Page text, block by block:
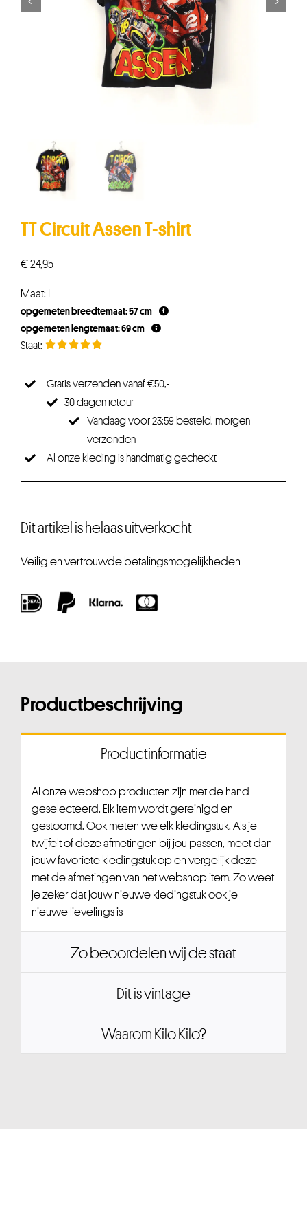
TT Circuit Assen T-shirt
€24,95
Maat: L
opgemeten breedtemaat: 57 cm
opgemeten lengtemaat: 69 cm
Gratis verzenden vanaf €50,-
30 dagen retour
Vandaag voor 23:59 besteld, morgen
verzonden
Al onze kleding is handmatig gecheckt
Dit artikel is helaas uitverkocht
Veilig en vertrouwde betalingsmogelijkheden
Productbeschrijving
Productinformatie
Al onze webshop producten zijn met de hand
geselecteerd. Elk item wordt gereinigd en
gestoomd. Ook meten we elk kledingstuk. Als je
twijfelt of deze afmetingen bij jou passen, meet dan
jouw favoriete kledingstuk op en vergelijk deze
met de afmetingen van het webshop item. Zo weet
je zeker dat jouw nieuwe kledingstuk ook je
nieuwe lievelings is
Zo beoordelen wij de staat
Dit is vintage
Waarom Kilo Kilo?